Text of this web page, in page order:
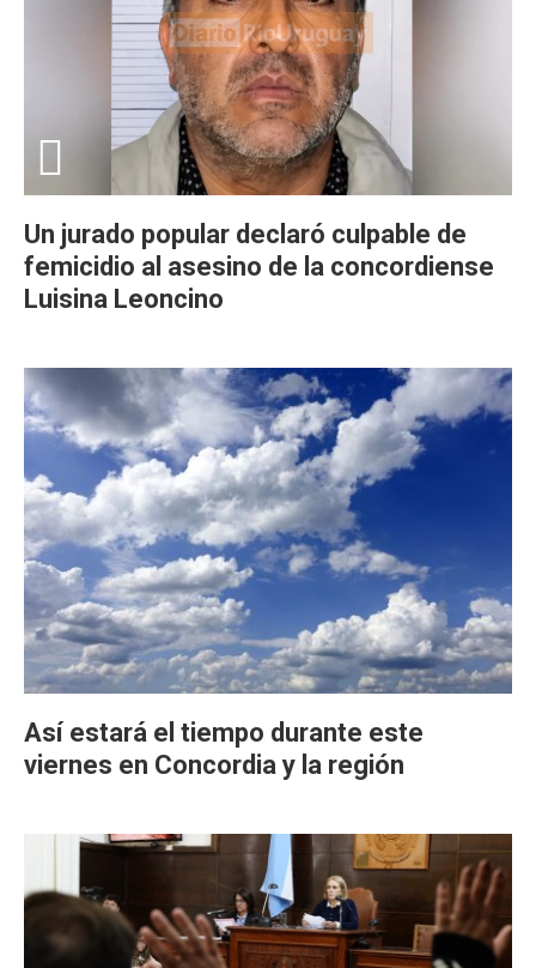
Un jurado popular declaró culpable de
femicidio al asesino de la concordiense
Luisina Leoncino
Así estará el tiempo durante este
viernes en Concordia y la región